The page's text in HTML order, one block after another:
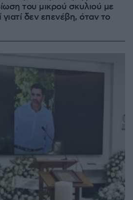
του μικρού σκυλιού με
δεν επενέβη, όταν το